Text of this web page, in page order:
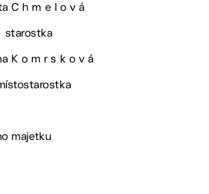
C h m e l o v á
starostka
K o m r s k o v á
majetku